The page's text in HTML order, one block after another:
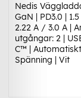
Nedis
GaN | PD3.0 |
2.22 A / 3.0 A |
utgångar: 2 |
C™ |
Spänning | Vit